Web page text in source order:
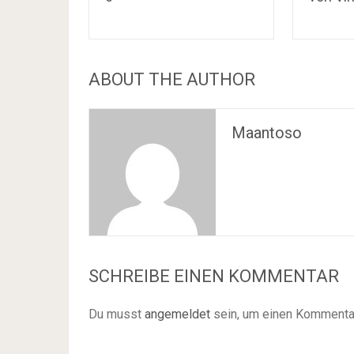
ABOUT THE AUTHOR
Maantoso
SCHREIBE EINEN KOMMENTAR
Du musst angemeldet sein, um einen